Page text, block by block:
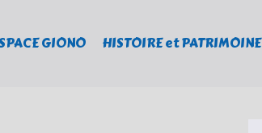
GIONO HISTOIRE et PATRIMOINE